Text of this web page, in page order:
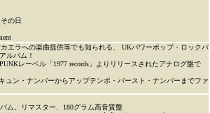
の日
エラへの楽曲提供等でも知られる、 UKパワーポップ・ロックバ
ルバム！
レーベル「1977 records」よりリリースされたアナログ盤で
ュン・ナンバーからアップテンポ・バースト・ナンバーまでファ
ム。リマスター、180グラム高音質盤